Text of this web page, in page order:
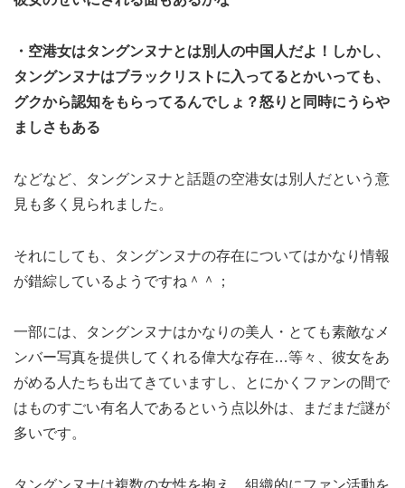
・空港女はタングンヌナとは別人の中国人だよ！しかし、
タングンヌナはブラックリストに入ってるとかいっても、
グクから認知をもらってるんでしょ？怒りと同時にうらや
ましさもある
などなど、タングンヌナと話題の空港女は別人だという意
見も多く見られました。
それにしても、タングンヌナの存在についてはかなり情報
が錯綜しているようですね＾＾；
一部には、タングンヌナはかなりの美人・とても素敵なメ
ンバー写真を提供してくれる偉大な存在…等々、彼女をあ
がめる人たちも出てきていますし、とにかくファンの間で
はものすごい有名人であるという点以外は、まだまだ謎が
多いです。